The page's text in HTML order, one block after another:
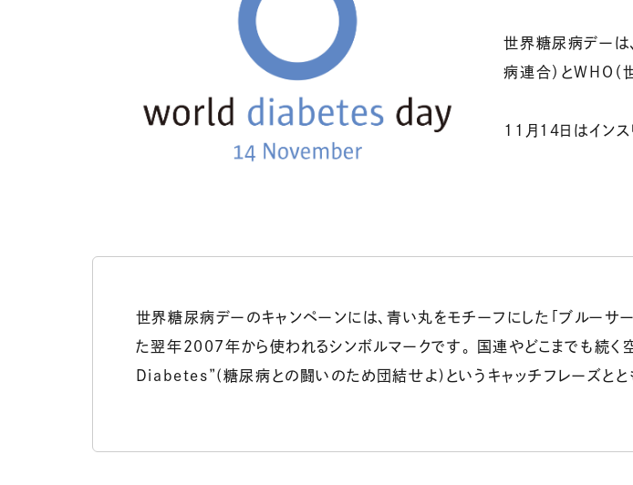
世界糖尿病デーは
病連合）とWHO（
11月14日はインス
世界糖尿病デーのキャンペーンには、青い丸をモチーフにした「ブルーサ
た翌年2007年から使われるシンボルマークです。 国連やどこまでも続く
Diabetes”(糖尿病との闘いのため団結せよ)というキャッチフレーズとと